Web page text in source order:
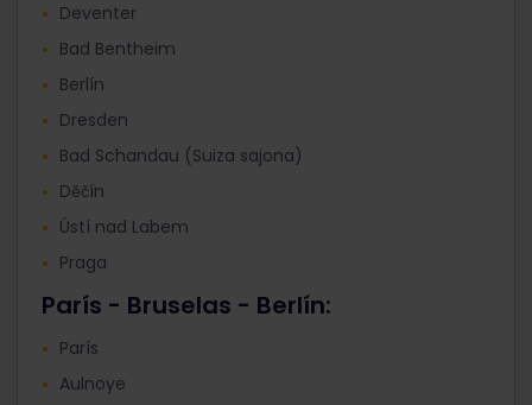
Deventer
Bad Bentheim
Berlín
Dresden
Bad Schandau (Suiza sajona)
Děčín
Ústí nad Labem
Praga
París - Bruselas - Berlín:
París
Aulnoye